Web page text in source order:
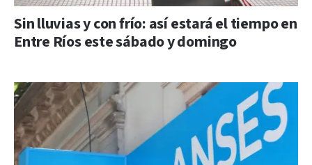
Sin lluvias y con frío: así estará el tiempo en
Entre Ríos este sábado y domingo